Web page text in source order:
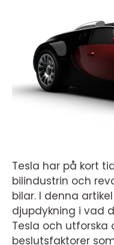
Tesla har på kort
bilindustrin och
bilar. I denna
djupdykning i vad
Tesla och utforska
beslutsfaktorer